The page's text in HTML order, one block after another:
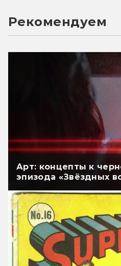
Рекомендуем
Арт: концепты к
эпизода «Звёздных